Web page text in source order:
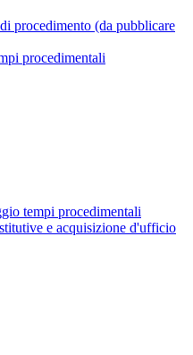
procedimento (da pubblicare
procedimentali
tempi procedimentali
e acquisizione d'ufficio